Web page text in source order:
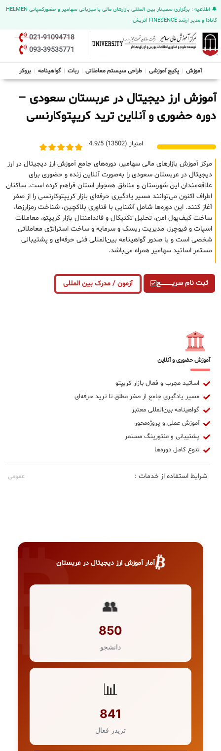
🔔 اطلاعیه : برگزاری سمینار بین المللی بازارهای مالی با میزبانی سهامیر و حضورکمپانی HELMEN
کانادا و مدیر ارشد FINESENCE اتریش
021-91094718
093-39535771
آموزش پکیج آموزشی طراحی سیستم معاملاتی ربات گواهینامه بروکر
آموزش ارز دیجیتال در عربستان سعودی –
دوره حضوری و آنلاین ترید کریپتوکارنسی
امتیاز (13502) 4.9/5
مرکز آموزش بازارهای مالی سهامیر، دوره‌های جامع آموزش ارز دیجیتال در ارز
دیجیتال در عربستان سعودی را به‌صورت آنلاین زنده و حضوری برای
علاقه‌مندان این شهرستان و مناطق همجوار استان فراهم کرده است. ساکنان
اطراف اکنون می‌توانند مسیر یادگیری حرفه‌ای بازار کریپتوکارنسی را از صفر
آغاز کنند. این دوره‌ها شامل آشنایی با فناوری بلاکچین، شناخت رمزارزها،
ساخت کیف‌پول امن، تحلیل تکنیکال و فاندامنتال بازار کریپتو، معاملات
اسپات و فیوچرز، مدیریت ریسک و سرمایه و ساخت استراتژی معاملاتی
شخصی است و با صدور گواهینامه بین‌المللی فنی حرفه‌ای و پشتیبانی
مستمر اساتید سهامیر همراه می‌باشد.
ثبت نام سریــــــــــــع آزمون / مدرک بین المللی
آموزش حضوری و آنلاین
اساتید مجرب و فعال بازار کریپتو
مسیر یادگیری جامع از صفر مطلق تا ترید حرفه‌ای
گواهینامه بین‌المللی معتبر
آموزش عملی و پروژه‌محور
پشتیبانی و منتورینگ مستمر
تنوع کامل دوره‌ها
شرایط استفاده از خدمات : عمومی
₿آمار آموزش ارز دیجیتال در عربستان
👥
850
دانشجو
📊
841
تریدر فعال